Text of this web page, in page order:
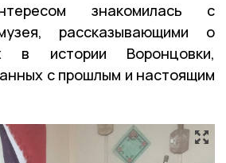
знакомилась с
рассказывающими о
в истории Воронцовки,
с прошлым и настоящим